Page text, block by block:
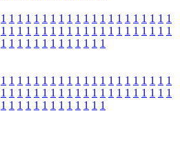
1 1 1 1 1 1 1 1 1 1 1 1 1 1 1 1 1 1 1 1 1
1 1 1 1 1 1 1 1 1 1 1 1 1 1 1 1 1 1 1 1 1
1 1 1 1 1 1 1 1 1 1 1 1 1
1 1 1 1 1 1 1 1 1 1 1 1 1 1 1 1 1 1 1 1 1
1 1 1 1 1 1 1 1 1 1 1 1 1 1 1 1 1 1 1 1 1
1 1 1 1 1 1 1 1 1 1 1 1 1